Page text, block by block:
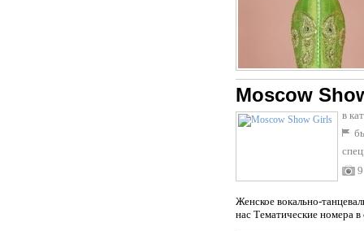
Moscow
в
9
Женское вокально-
нас Тематические номера